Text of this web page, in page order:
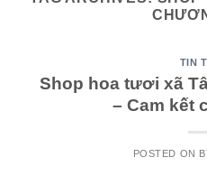
TIN
Shop hoa tươi xã
– Cam kết
POSTED ON